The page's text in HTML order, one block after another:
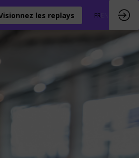
les replays FR